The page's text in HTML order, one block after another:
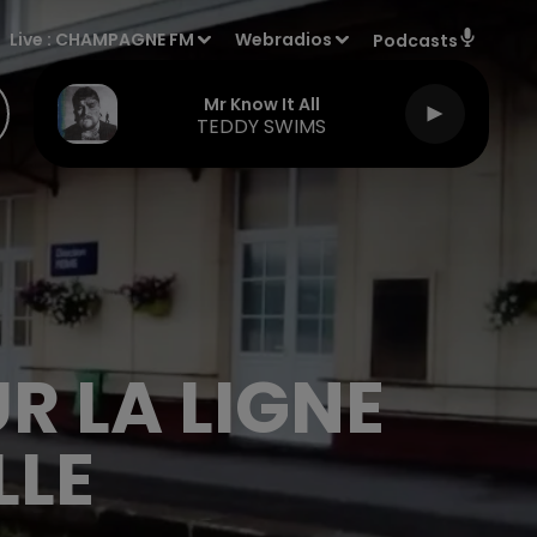
Live : CHAMPAGNE FM Webradios Podcasts
Mr Know It All
TEDDY SWIMS
LA LIGNE